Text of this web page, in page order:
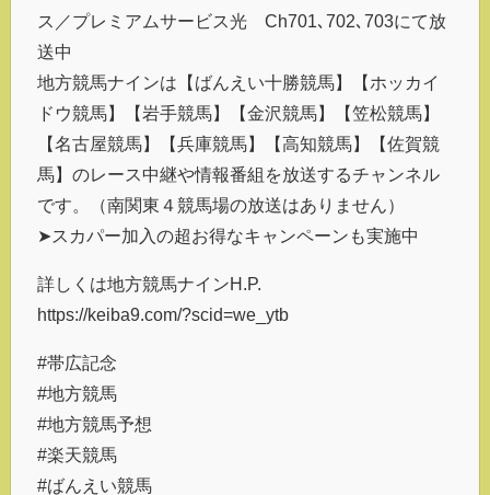
ス／プレミアムサービス光 Ch701､702､703にて放
送中
地方競馬ナインは【ばんえい十勝競馬】【ホッカイ
ドウ競馬】【岩手競馬】【金沢競馬】【笠松競馬】
【名古屋競馬】【兵庫競馬】【高知競馬】【佐賀競
馬】のレース中継や情報番組を放送するチャンネル
です。（南関東４競馬場の放送はありません）
➤スカパー加入の超お得なキャンペーンも実施中
詳しくは地方競馬ナインH.P.
https://keiba9.com/?scid=we_ytb
#帯広記念
#地方競馬
#地方競馬予想
#楽天競馬
#ばんえい競馬